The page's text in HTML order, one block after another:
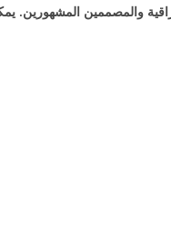
والمصممين المشهورين.